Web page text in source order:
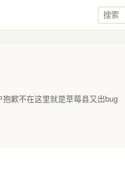
歉不在这里就是草莓县又出bug